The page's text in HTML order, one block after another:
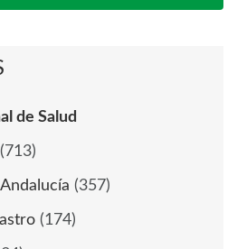
de Salud
(713)
(357)
(174)